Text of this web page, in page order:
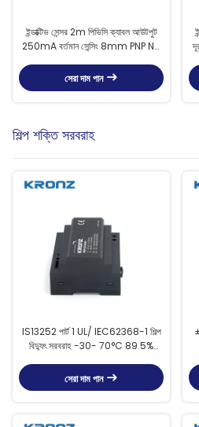
ইন্ডাক্টিভ সেন্সর 2m পিভিসি ক্যাবল আউটপুট
250mA বর্তমান সেন্সিং 8mm PNP NO
সেরা দাম পান
শিল্প শক্তি সরবরাহ
IS13252 পার্ট 1 UL/ IEC62368-1 শিল্প
বিদ্যুৎ সরবরাহ -30- 70°C 89.5%
সেরা দাম পান